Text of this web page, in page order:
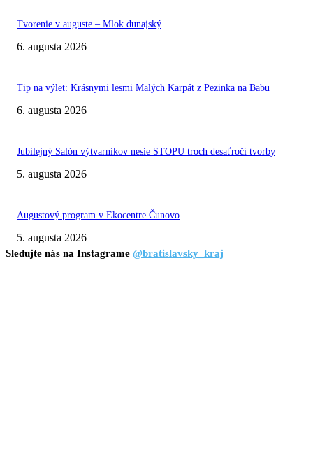
Tvorenie v auguste – Mlok dunajský
6. augusta 2026
Tip na výlet: Krásnymi lesmi Malých Karpát z Pezinka na Babu
6. augusta 2026
Jubilejný Salón výtvarníkov nesie STOPU troch desaťročí tvorby
5. augusta 2026
Augustový program v Ekocentre Čunovo
5. augusta 2026
Sledujte nás na Instagrame @bratislavsky_kraj